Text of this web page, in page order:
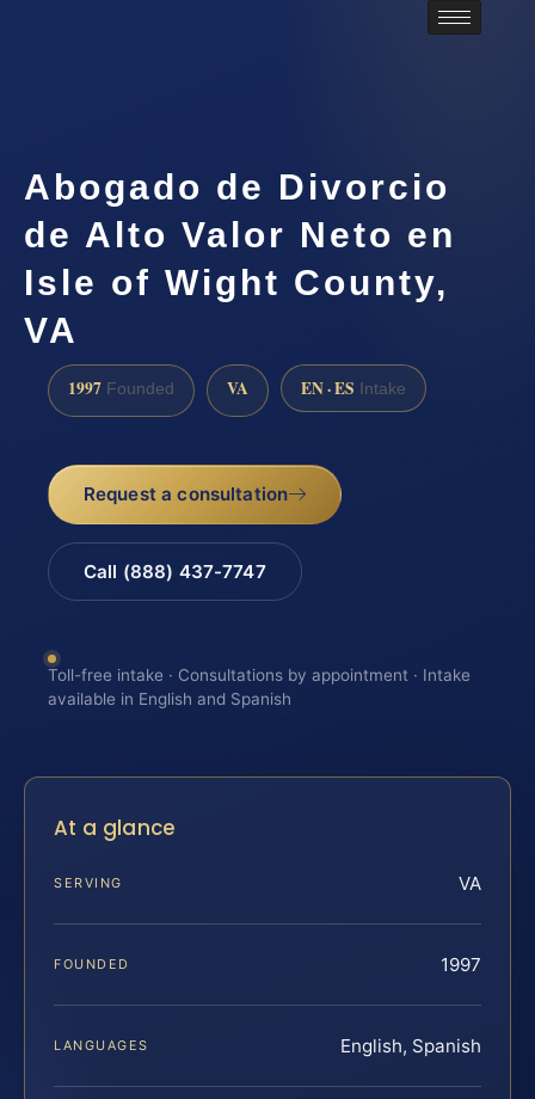
Abogado de Divorcio
de Alto Valor Neto en
Isle of Wight County,
VA
1997 Founded VA EN · ES Intake
Request a consultation
Call (888) 437-7747
Toll-free intake · Consultations by appointment · Intake
available in English and Spanish
At a glance
SERVING VA
FOUNDED 1997
LANGUAGES English, Spanish